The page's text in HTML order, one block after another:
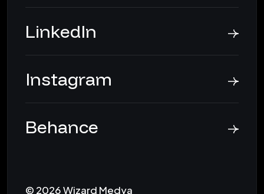
LinkedIn
Instagram
Behance
© 2026 Wizard Medya